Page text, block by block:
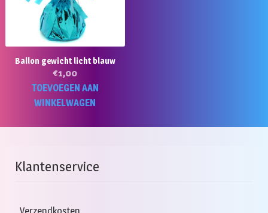
Ballon gewicht licht blauw
€1,00
TOEVOEGEN AAN
WINKELWAGEN
Klantenservice